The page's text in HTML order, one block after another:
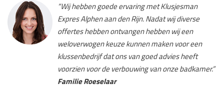
“Wij hebben goede ervaring met Klusjesman
Expres Alphen aan den Rijn. Nadat wij diverse
offertes hebben ontvangen hebben wij een
weloverwogen keuze kunnen maken voor een
klussenbedrijf dat ons van goed advies heeft
voorzien voor de verbouwing van onze badkamer.”
Familie Roeselaar